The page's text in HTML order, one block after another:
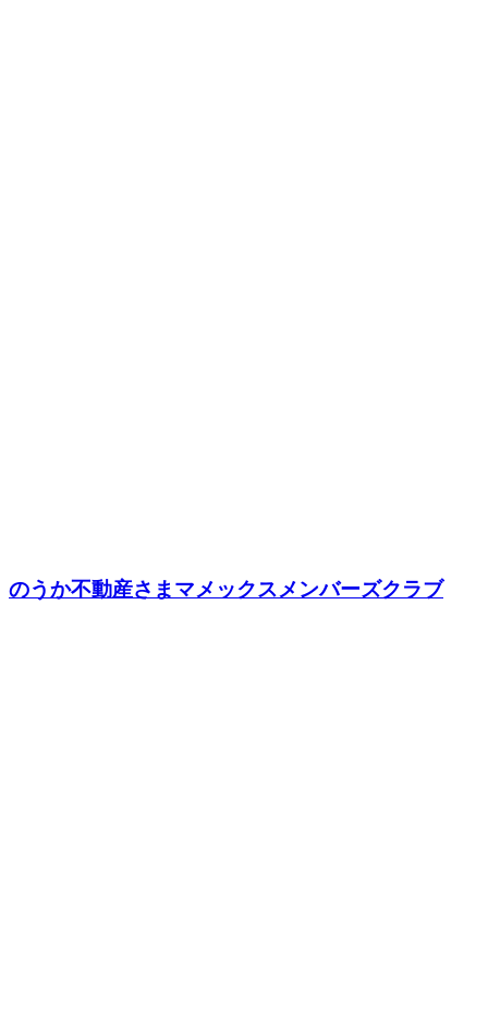
のうか不動産さまマメックスメンバーズクラブ